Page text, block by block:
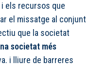
els recursos que
el missatge al conjunt
que la societat
societat més
i lliure de barreres